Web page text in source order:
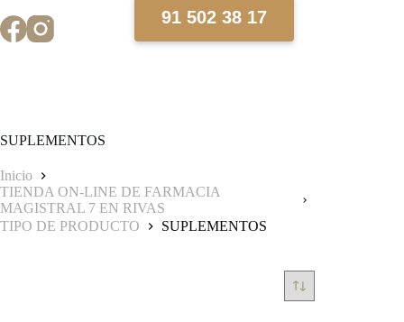
91 502 38 17
SUPLEMENTOS
Inicio
TIENDA ON-LINE DE FARMACIA
MAGISTRAL 7 EN RIVAS
TIPO DE PRODUCTO
SUPLEMENTOS